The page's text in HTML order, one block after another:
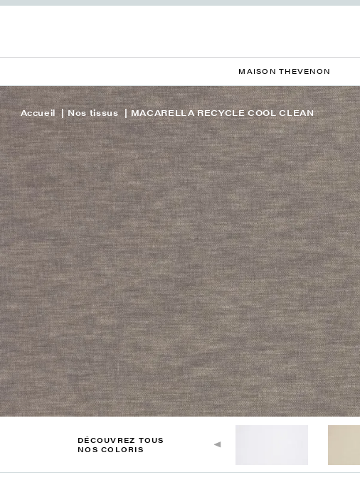
MAISON THEVENON
Accueil Nos tissus MACARELLA RECYCLE COOL CLEAN
DÉCOUVREZ TOUS
NOS COLORIS